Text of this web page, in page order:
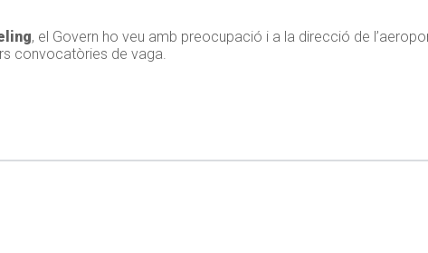
, el Govern ho veu amb preocupació i a la direcció de
convocatòries de vaga.